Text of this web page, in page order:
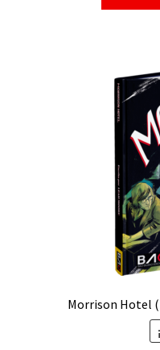
Morrison Hotel